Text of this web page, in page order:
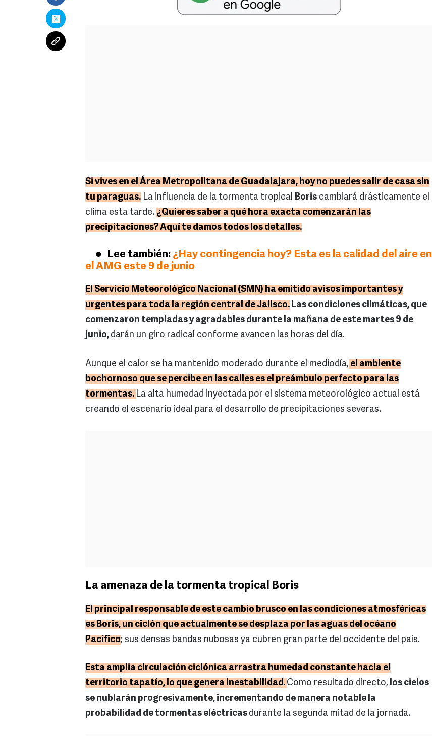
Si vives en el Área Metropolitana de Guadalajara, hoy no puedes salir de casa sin
tu paraguas. La influencia de la tormenta tropical Boris cambiará drásticamente el
clima esta tarde. ¿Quieres saber a qué hora exacta comenzarán las
precipitaciones? Aquí te damos todos los detalles.
Lee también: ¿Hay contingencia hoy? Esta es la calidad del aire en
el AMG este 9 de junio
El Servicio Meteorológico Nacional (SMN) ha emitido avisos importantes y
urgentes para toda la región central de Jalisco. Las condiciones climáticas, que
comenzaron templadas y agradables durante la mañana de este martes 9 de
junio, darán un giro radical conforme avancen las horas del día.
Aunque el calor se ha mantenido moderado durante el mediodía, el ambiente
bochornoso que se percibe en las calles es el preámbulo perfecto para las
tormentas. La alta humedad inyectada por el sistema meteorológico actual está
creando el escenario ideal para el desarrollo de precipitaciones severas.
La amenaza de la tormenta tropical Boris
El principal responsable de este cambio brusco en las condiciones atmosféricas
es Boris, un ciclón que actualmente se desplaza por las aguas del océano
Pacífico; sus densas bandas nubosas ya cubren gran parte del occidente del país.
Esta amplia circulación ciclónica arrastra humedad constante hacia el
territorio tapatío, lo que genera inestabilidad. Como resultado directo, los cielos
se nublarán progresivamente, incrementando de manera notable la
probabilidad de tormentas eléctricas durante la segunda mitad de la jornada.